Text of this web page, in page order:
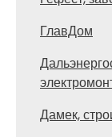
ГлавДом
Дамек,